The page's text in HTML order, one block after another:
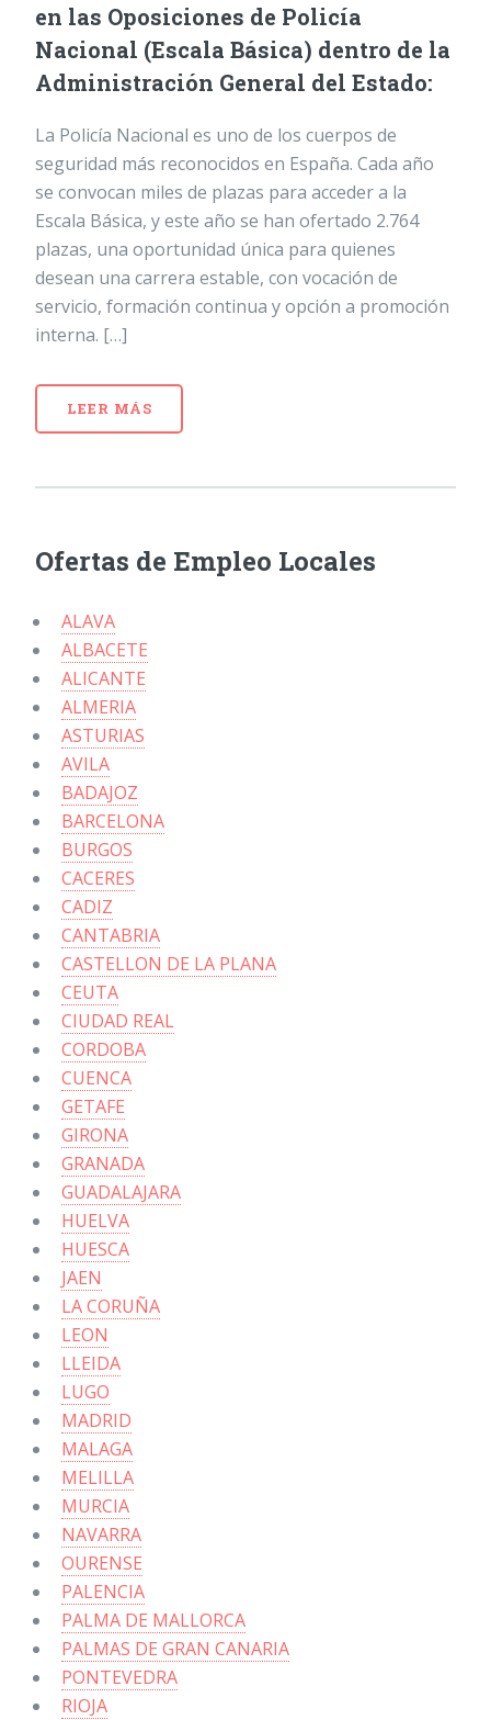
en las Oposiciones de Policía
Nacional (Escala Básica) dentro de la
Administración General del Estado:
La Policía Nacional es uno de los cuerpos de
seguridad más reconocidos en España. Cada año
se convocan miles de plazas para acceder a la
Escala Básica, y este año se han ofertado 2.764
plazas, una oportunidad única para quienes
desean una carrera estable, con vocación de
servicio, formación continua y opción a promoción
interna. […]
LEER MÁS
Ofertas de Empleo Locales
ALAVA
ALBACETE
ALICANTE
ALMERIA
ASTURIAS
AVILA
BADAJOZ
BARCELONA
BURGOS
CACERES
CADIZ
CANTABRIA
CASTELLON DE LA PLANA
CEUTA
CIUDAD REAL
CORDOBA
CUENCA
GETAFE
GIRONA
GRANADA
GUADALAJARA
HUELVA
HUESCA
JAEN
LA CORUÑA
LEON
LLEIDA
LUGO
MADRID
MALAGA
MELILLA
MURCIA
NAVARRA
OURENSE
PALENCIA
PALMA DE MALLORCA
PALMAS DE GRAN CANARIA
PONTEVEDRA
RIOJA